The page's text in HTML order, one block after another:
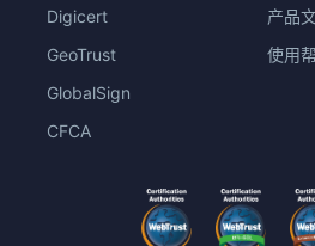
Digicert
GeoTrust
GlobalSign
CFCA
产品
使用